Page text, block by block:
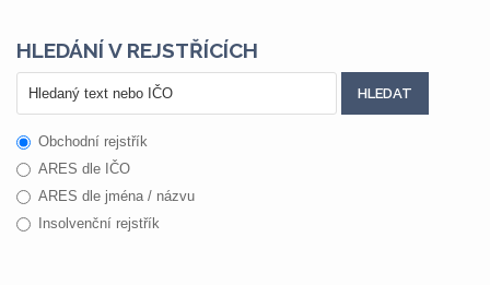
HLEDÁNÍ V REJSTŘÍCÍCH
Obchodní rejstřík
ARES dle IČO
ARES dle jména / názvu
Insolvenční rejstřík